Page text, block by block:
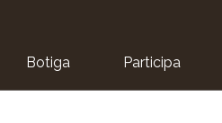
Botiga Participa